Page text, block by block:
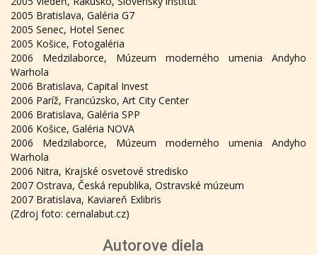
2005 Bratislava, Galéria G7
2005 Senec, Hotel Senec
2005 Košice, Fotogaléria
2006 Medzilaborce, Múzeum moderného umenia Andyho
Warhola
2006 Bratislava, Capital Invest
2006 Paríž, Francúzsko, Art City Center
2006 Bratislava, Galéria SPP
2006 Košice, Galéria NOVA
2006 Medzilaborce, Múzeum moderného umenia Andyho
Warhola
2006 Nitra, Krajské osvetové stredisko
2007 Ostrava, Česká republika, Ostravské múzeum
2007 Bratislava, Kaviareň Exlibris
(Zdroj foto: cernalabut.cz)
Autorove diela